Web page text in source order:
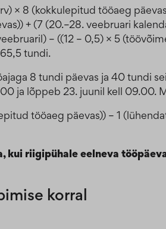
× 8 (kokkulepitud tööaeg
+ (7 (20.–28. veebruari
– ((12 – 0,5) × 5
tundi.
8 tundi päevas ja 40 tundi
ja lõppeb 23. juunil kell 09.00.
tööaeg päevas)) – 1
kui riigipühale eelneva
korral